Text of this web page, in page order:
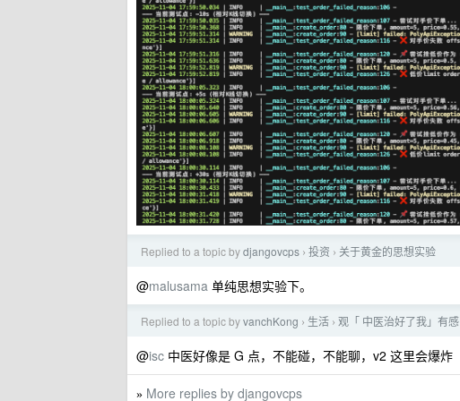
Replied to a topic bydjangovcps › 投资 › 关于黄金的思想实验
@malusama 单纯思想实验下。
Replied to a topic byvanchKong › 生活 › 观「 中医治好了我」有感
@isc 中医好像是 G 点，不能碰，不能聊，v2 这里会爆炸
» More replies by djangovcps